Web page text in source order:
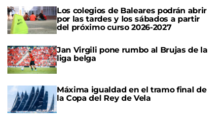
Los colegios de Baleares podrán abrir
por las tardes y los sábados a partir
del próximo curso 2026-2027
Jan Virgili pone rumbo al Brujas de la
liga belga
Máxima igualdad en el tramo final de
la Copa del Rey de Vela